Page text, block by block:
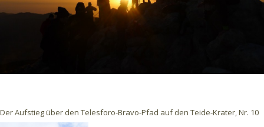
Der Aufstieg über den Telesforo-Bravo-Pfad auf den Teide-Krater, Nr. 10